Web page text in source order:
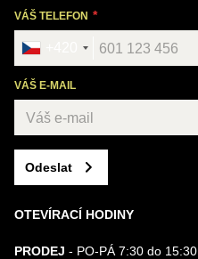
VÁŠ TELEFON
VÁŠ E-MAIL
Odeslat
OTEVÍRACÍ HODINY
PRODEJ - PO-PÁ 7:30 do 15:30